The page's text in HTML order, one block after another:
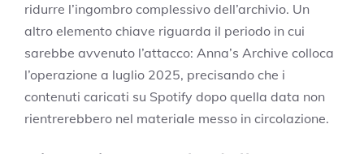
ridurre l’ingombro complessivo dell’archivio. Un
altro elemento chiave riguarda il periodo in cui
sarebbe avvenuto l’attacco: Anna’s Archive colloca
l’operazione a luglio 2025, precisando che i
contenuti caricati su Spotify dopo quella data non
rientrerebbero nel materiale messo in circolazione.